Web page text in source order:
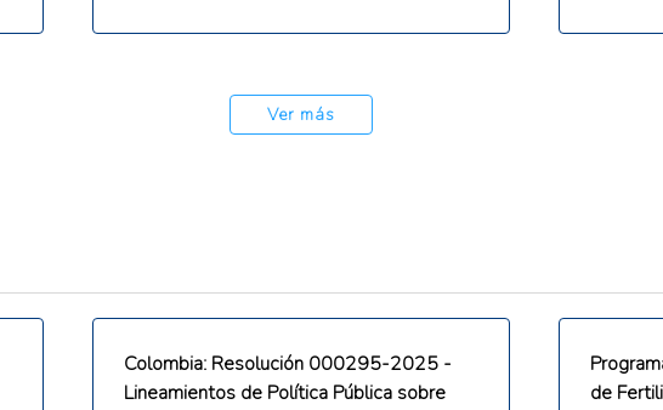
Ver más
Colombia: Resolución 000295-2025 -
Lineamientos de Política Pública sobre
de